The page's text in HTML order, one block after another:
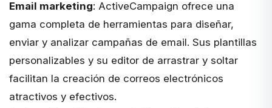
Email marketing: ActiveCampaign ofrece una
gama completa de herramientas para diseñar,
enviar y analizar campañas de email. Sus plantillas
personalizables y su editor de arrastrar y soltar
facilitan la creación de correos electrónicos
atractivos y efectivos.